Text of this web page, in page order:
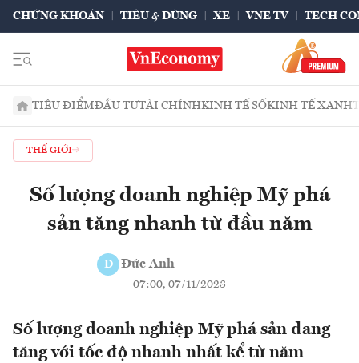
CHỨNG KHOÁN TIÊU & DÙNG XE VNE TV TECH
TIÊU ĐIỂMĐẦU TƯTÀI CHÍNHKINH TẾ SỐKINH TẾ XANH
THẾ GIỚI
Số lượng doanh nghiệp Mỹ phá
sản tăng nhanh từ đầu năm
Đ Đức Anh
07:00, 07/11/2023
Số lượng doanh nghiệp Mỹ phá sản đang
tăng với tốc độ nhanh nhất kể từ năm